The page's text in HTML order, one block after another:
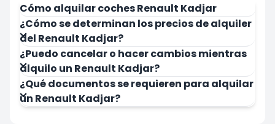
Alquilar ahora Alquilar
Cómo alquilar coches Renault Kadjar
¿Cómo se determinan los precios de alquiler
del Renault Kadjar?
¿Puedo cancelar o hacer cambios mientras
alquilo un Renault Kadjar?
¿Qué documentos se requieren para alquilar
un Renault Kadjar?